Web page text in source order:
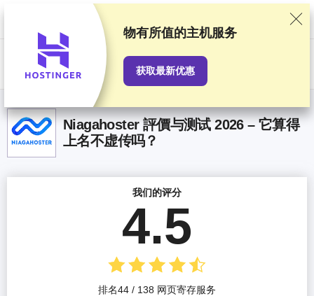
我们基于严格的测试和研究对服务提供商进行排名，同时也会考虑用户反
馈以及我们与提供商之间签订的商业协议。本页面包含联盟链接。
广告披
Niagahoster 評價与测试 2026 – 它算得
上名不虚传吗？
我们的评分
4.5
排名44 / 138 网页寄存服务
物有所值的主机服务
获取最新优惠